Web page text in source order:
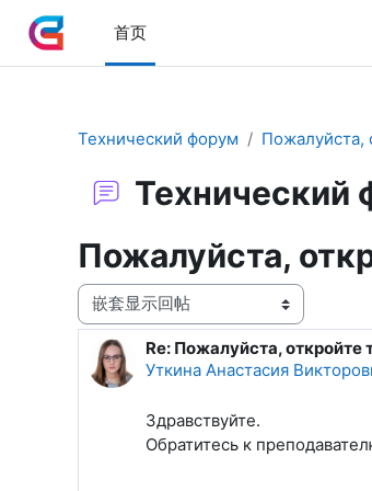
跳到主要内容
首页
Технический форум Пожалуйста,
Технический
Пожалуйста,
显示模式
Re: Пожалуйста, откройте
Уткина Анастасия
回帖数：0
Здравствуйте.
Обратитесь к